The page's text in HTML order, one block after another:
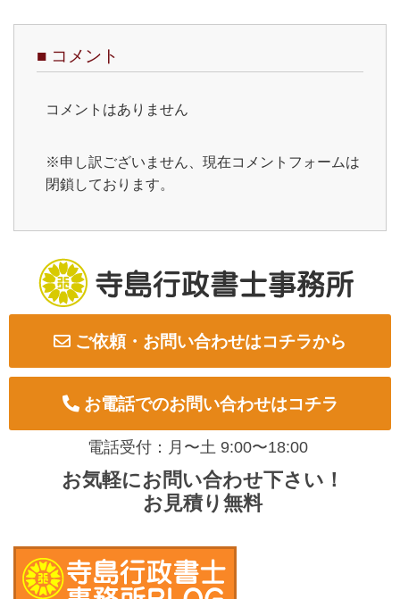
■ コメント
コメントはありません
※申し訳ございません、現在コメントフォームは
閉鎖しております。
ご依頼・お問い合わせはコチラから
お電話でのお問い合わせはコチラ
電話受付：月〜土 9:00〜18:00
お気軽にお問い合わせ下さい！
お見積り無料